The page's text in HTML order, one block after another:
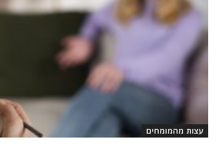
עצות מהמומחים